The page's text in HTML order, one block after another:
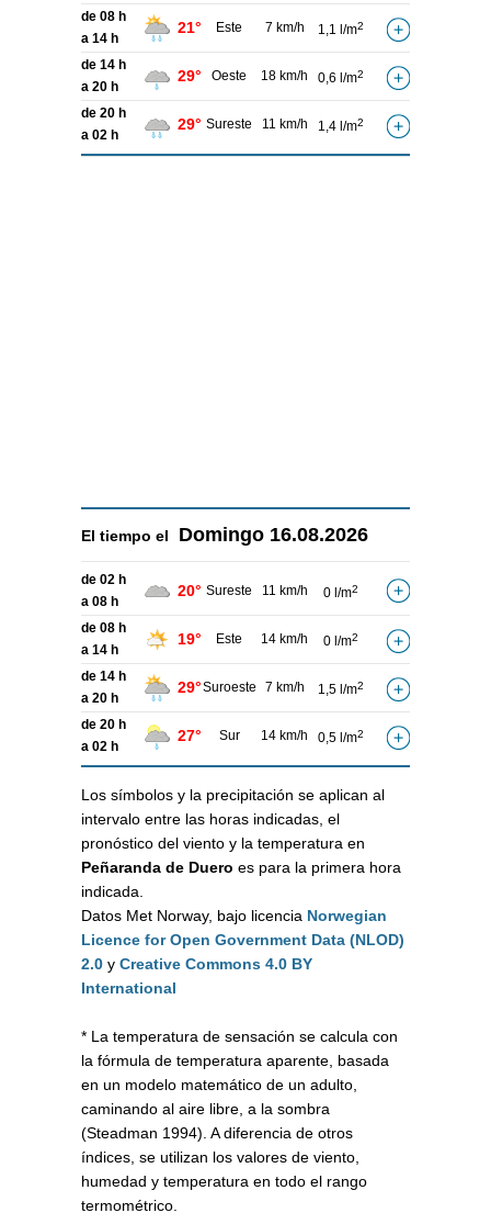
de 08 h
a 14 h
21° Este 7 km/h 1,1 l/m2
de 14 h
a 20 h
29° Oeste 18 km/h 0,6 l/m2
de 20 h
a 02 h
29° Sureste 11 km/h 1,4 l/m2
El tiempo el Domingo 16.08.2026
de 02 h
a 08 h
20° Sureste 11 km/h 0 l/m2
de 08 h
a 14 h
19° Este 14 km/h 0 l/m2
de 14 h
a 20 h
29°Suroeste 7 km/h 1,5 l/m2
de 20 h
a 02 h
27° Sur 14 km/h 0,5 l/m2
Los símbolos y la precipitación se aplican al
intervalo entre las horas indicadas, el
pronóstico del viento y la temperatura en
Peñaranda de Duero es para la primera hora
indicada.
Datos Met Norway, bajo licencia Norwegian
Licence for Open Government Data (NLOD)
2.0 y Creative Commons 4.0 BY
International
* La temperatura de sensación se calcula con
la fórmula de temperatura aparente, basada
en un modelo matemático de un adulto,
caminando al aire libre, a la sombra
(Steadman 1994). A diferencia de otros
índices, se utilizan los valores de viento,
humedad y temperatura en todo el rango
termométrico.